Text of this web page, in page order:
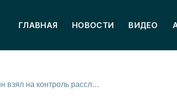
ГЛАВНАЯ НОВОСТИ ВИДЕО
Бастрыкин взял на контроль расследование дела о нападении на пост ДПС в Северной Осетии